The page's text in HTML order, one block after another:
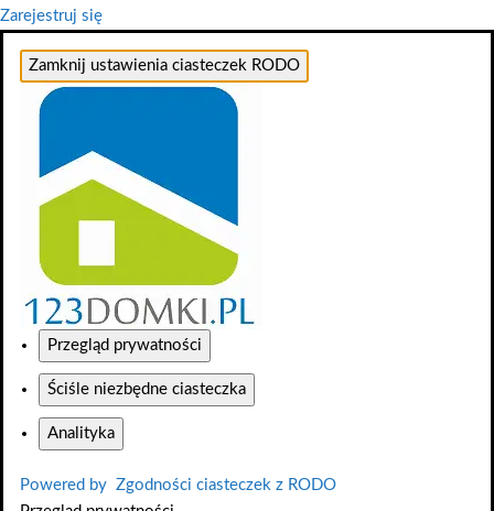
Zarejestruj się
Zamknij ustawienia ciasteczek RODO
Przegląd prywatności
Ściśle niezbędne ciasteczka
Analityka
Powered by Zgodności ciasteczek z RODO